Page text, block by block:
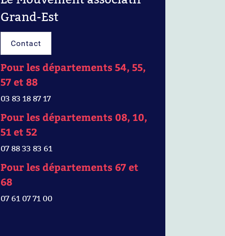
Grand-Est
Contact
Pour les départements 54, 55,
57 et 88
03 83 18 87 17
Pour les départements 08, 10,
51 et 52
07 88 33 83 61
Pour les départements 67 et
68
07 61 07 71 00